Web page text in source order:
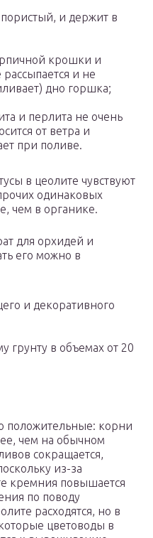
и держит в
крошки и
и не
дно горшка;
и перлита не очень
от ветра и
при поливе.
в цеолите чувствуют
одинаковых
чем в органике.
для орхидей и
его можно в
и декоративного
грунту в объемах от 20
положительные: корни
чем на обычном
сокращается,
из-за
кремния повышается
по поводу
расходятся, но в
цветоводы в